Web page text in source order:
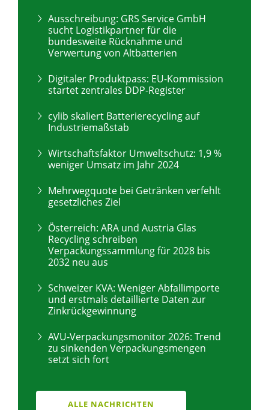
Ausschreibung: GRS Service GmbH
sucht Logistikpartner für die
bundesweite Rücknahme und
Verwertung von Altbatterien
Digitaler Produktpass: EU-Kommission
startet zentrales DDP-Register
cylib skaliert Batterierecycling auf
Industriemaßstab
Wirtschaftsfaktor Umweltschutz: 1,9 %
weniger Umsatz im Jahr 2024
Mehrwegquote bei Getränken verfehlt
gesetzliches Ziel
Österreich: ARA und Austria Glas
Recycling schreiben
Verpackungssammlung für 2028 bis
2032 neu aus
Schweizer KVA: Weniger Abfallimporte
und erstmals detaillierte Daten zur
Zinkrückgewinnung
AVU-Verpackungsmonitor 2026: Trend
zu sinkenden Verpackungsmengen
setzt sich fort
ALLE NACHRICHTEN